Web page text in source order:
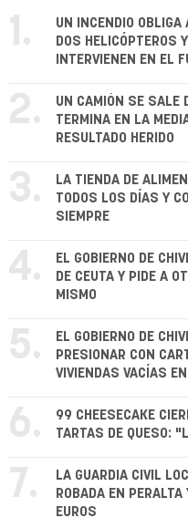
1.
UN INCENDIO
DOS HELICÓPTEROS
INTERVIENEN EN EL
2.
UN CAMIÓN SE SALE
TERMINA EN LA
RESULTADO HERIDO
3.
LA TIENDA DE
TODOS LOS DÍAS Y
SIEMPRE
4.
EL GOBIERNO DE
DE CEUTA Y PIDE A
MISMO
5.
EL GOBIERNO DE
PRESIONAR CON
VIVIENDAS VACÍAS
6.
99 CHEESECAKE
TARTAS DE QUESO:
7.
LA GUARDIA CIVIL
ROBADA EN
EUROS